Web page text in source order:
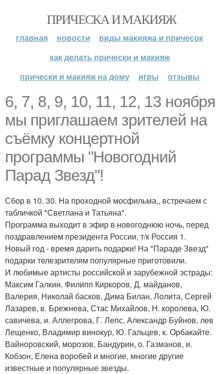
ПРИЧЕСКА И МАКИЯЖ
главная новости
виды макияжа и причесок
как делать прически и макияж
прически и макияж на дому
игры отзывы
6, 7, 8, 9, 10, 11, 12, 13 ноября
мы приглашаем зрителей на
съёмку концертной
программы "Новогодний
Парад Звезд"!
Сбор в 10. 30. На проходной мосфильма,, встречаем с
табличкой "Светлана и Татьяна".
Программа выходит в эфир в новогоднюю ночь, перед
поздравлением президента России, т/к Россия 1.
Новый год - время дарить подарки! На "Параде Звезд"
подарки телезрителям популярные приготовили.
И любимые артисты российской и зарубежной эстрады:
Максим Галкин, Филипп Киркоров, Д. майданов,
Валерия, Николай басков, Дима Билан, Лолита, Сергей
Лазарев, в. Брежнева, Стас Михайлов, Н. королева, Ю.
савичева, и. Аллегрова, Г. Лепс, Александр Буйнов, лев
Лещенко, Владимир винокур, Ю. Гальцев, к. Орбакайте.
Вайноровский, морозов, Бандурин, о. Газманов, и.
Кобзон, Елена воробей и многие, многие другие
известные и популярные звезды.